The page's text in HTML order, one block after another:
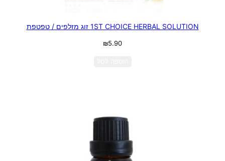
1ST CHOICE HERBAL SOLUTION זוג מזלפים / טפטפת
₪5.90